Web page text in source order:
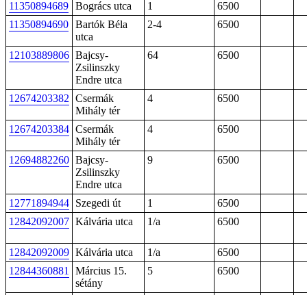
11350894689 Bogrács utca 1
6500
11350894690 Bartók Béla
utca
2-4 6500
12103889806 Bajcsy-
Zsilinszky
Endre utca
64 6500
12674203382 Csermák
Mihály tér
4 6500
12674203384 Csermák
Mihály tér
4 6500
12694882260 Bajcsy-
Zsilinszky
Endre utca
9 6500
12771894944 Szegedi út 1
6500
12842092007 Kálvária utca 1/a 6500
12842092009 Kálvária utca 1/a
6500
12844360881
Március 15.
sétány
5 6500